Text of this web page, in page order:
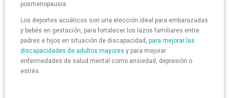
posmenopausia.
Los deportes acuáticos son una elección ideal para embarazadas
y bebés en gestación, para fortalecer los lazos familiares entre
padres e hijos en situación de discapacidad, para mejorar las
discapacidades de adultos mayores y para mejorar
enfermedades de salud mental como ansiedad, depresión o
estrés.